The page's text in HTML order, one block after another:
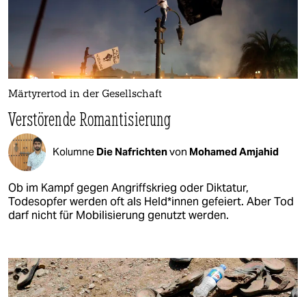
Märtyrertod in der Gesellschaft
Verstörende Romantisierung
Kolumne Die Nafrichtenvon Mohamed Amjahid
Ob im Kampf gegen Angriffskrieg oder Diktatur,
Todesopfer werden oft als Hel­d*in­nen gefeiert. Aber Tod
darf nicht für Mobilisierung genutzt werden.